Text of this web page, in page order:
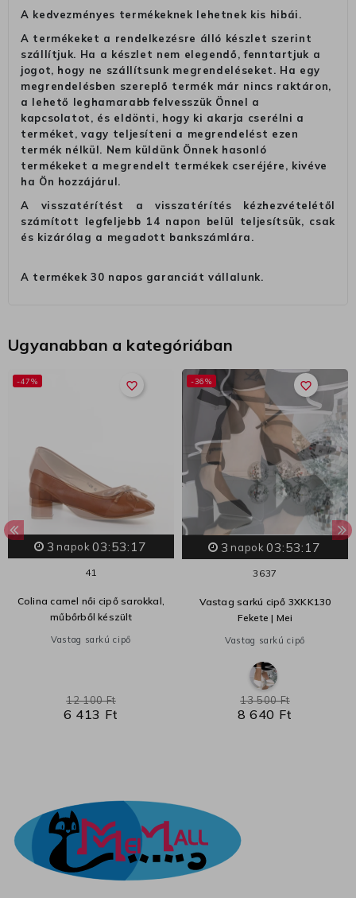
A kedvezményes termékeknek lehetnek kis hibái.
A termékeket a rendelkezésre álló készlet szerint
szállítjuk. Ha a készlet nem elegendő, fenntartjuk a
jogot, hogy ne szállítsunk megrendeléseket. Ha egy
megrendelésben szereplő termék már nincs raktáron,
a lehető leghamarabb felvesszük Önnel a
kapcsolatot, és eldönti, hogy ki akarja cserélni a
terméket, vagy teljesíteni a megrendelést ezen
termék nélkül. Nem küldünk Önnek hasonló
termékeket a megrendelt termékek cseréjére, kivéve
ha Ön hozzájárul.
A visszatérítést a visszatérítés kézhezvételétől
számított legfeljebb 14 napon belül teljesítsük, csak
és kizárólag a megadott bankszámlára.
A termékek 30 napos garanciát vállalunk.
Ugyanabban a kategóriában
favorite_border
-47%
3 napok 03:53:17
41
Colina camel női cipő sarokkal,
műbőrből készült
Vastag sarkú cipő
6 413 Ft
12 100 Ft
favorite_border
-36%
3 napok 03:53:17
3637
Vastag sarkú cipő 3XKK130
Fekete | Mei
Vastag sarkú cipő
8 640 Ft
13 500 Ft